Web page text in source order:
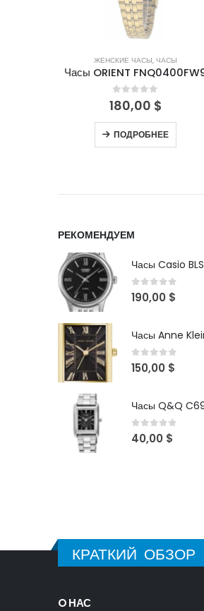
МУЖСКИЕ ЧАСЫ, ЧАСЫ
Часы ORIENT CFNAB001W
0out of 5
190,00 $
В КОРЗИНУ
РЕКОМЕНДУЕМ
Часы Casio
0out of 5
190,00 $
0out of 5
150,00 $
Часы Q&Q
0 out of 5
40,00 $
КРАТКИЙ ОБЗОР
O НАС